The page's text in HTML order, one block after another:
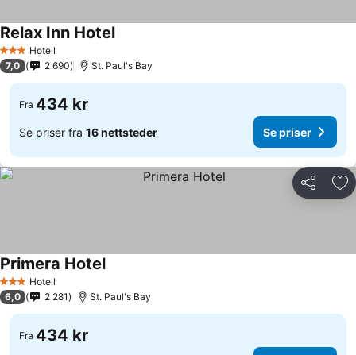
3 StjernerHotell
Relax Inn Hotel
7,0 2 690 St. Paul's Bay
Fra 434 kr
Se priser fra 16 nettsteder Se priser
Del
3 StjernerHotell
Primera Hotel
6,0 2 281 St. Paul's Bay
Fra 434 kr